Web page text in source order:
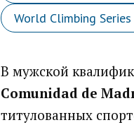
World Climbing
В мужской
Comunidad de
титулованных